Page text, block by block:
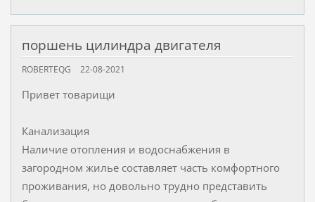
поршень цилиндра двигателя
ROBERTEQG 22-08-2021
Привет товарищи
Канализация
Наличие отопления и водоснабжения в
загородном жилье составляет часть комфортного
проживания, но довольно трудно представить